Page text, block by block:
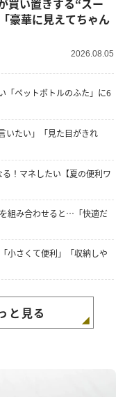
豪華に見えてちゃん
2026.08.05
「ペットボトルのふた」に6
いたい」「見た目がきれ
！マネしたい【夏の便利ワ
組み合わせると…「快適だ
小さくて便利」「収納しや
と見る